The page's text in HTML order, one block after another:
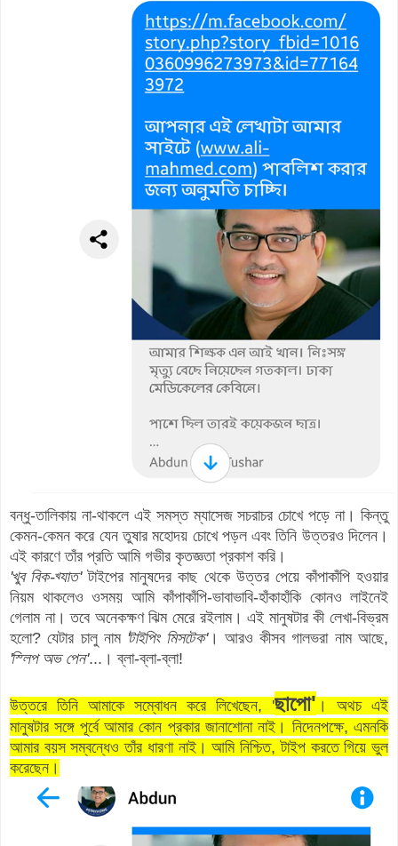
বন্ধু-তালিকায় না-থাকলে এই সমস্ত ম্যাসেজ সচরাচর চোখে পড়ে না। কিন্তু
কেমন-কেমন করে যেন তুষার মহোদয় চোখে পড়ল এবং তিনি উত্তরও দিলেন।
এই কারণে তাঁর প্রতি আমি গভীর কৃতজ্ঞতা প্রকাশ করি।
'খুব বিক-খ্যাত'টাইপের মানুষদের কাছ থেকে উত্তর পেয়ে কাঁপাকাঁপি হওয়ার
নিয়ম থাকলেও ওসময় আমি কাঁপাকাঁপি-ভাবাভাবি-হাঁকাহাঁকি কোনও লাইনেই
গেলাম না। তবে অনেকক্ষণ ঝিম মেরে রইলাম। এই মানুষটার কী লেখা-বিভ্রম
হলো? যেটার চালু নাম 'টাইপিং মিসটেক'। আরও কীসব গালভরা নাম আছে,
'স্লিপ অভ পেন'...। ব্লা-ব্লা-ব্লা!
উত্তরে তিনি আমাকে সম্বোধন করে লিখেছেন, 'ছাপো' । অথচ এই
মানুষটার সঙ্গে পূর্বে আমার কোন প্রকার জানাশোনা নাই। নিদেনপক্ষে, এমনকি
আমার বয়স সম্বন্ধেও তাঁর ধারণা নাই। আমি নিশ্চিত, টাইপ করতে গিয়ে ভুল
করেছেন।